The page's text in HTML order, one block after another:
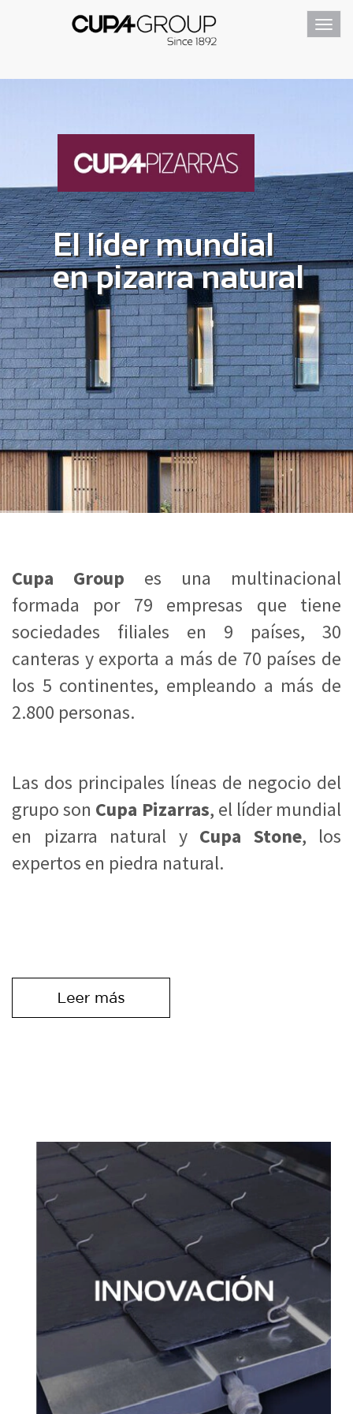
El líder mundial
en pizarra natural
Cupa Group es una multinacional
formada por 79 empresas que tiene
sociedades filiales en 9 países, 30
canteras y exporta a más de 70 países de
los 5 continentes, empleando a más de
2.800 personas.
Las dos principales líneas de negocio del
grupo son Cupa Pizarras, el líder mundial
en pizarra natural y Cupa Stone, los
expertos en piedra natural.